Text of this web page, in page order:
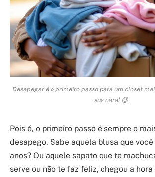
Desapegar é o primeiro passo para um closet
sua cara! 😉
Pois é, o primeiro passo é sempre o
desapego. Sabe aquela blusa que você
anos? Ou aquele sapato que te
serve ou não te faz feliz, chegou a